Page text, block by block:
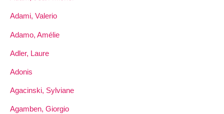
Adami, Valerio
Adamo, Amélie
Adler, Laure
Adonis
Agacinski, Sylviane
Agamben, Giorgio